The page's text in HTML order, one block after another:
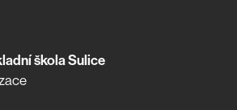
škola Sulice